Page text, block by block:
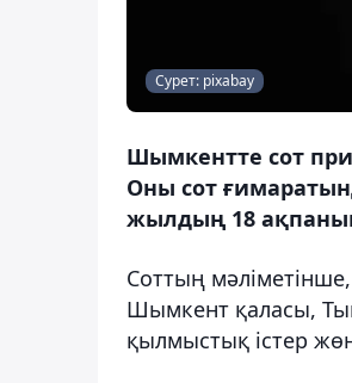
Сурет: pixabay
Шымкентте сот
Оны сот
жылдың 18
Соттың
Шымкент қаласы,
қылмыстық істер